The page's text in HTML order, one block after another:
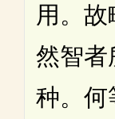
用。故
然智者
种。何